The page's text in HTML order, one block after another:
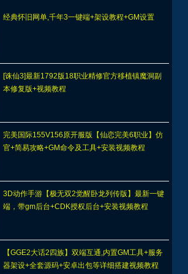
经典怀旧网单,千年3一键端+架设教程+GM设置
[诛仙3]最新1792版18职业精修官方移植镇魔洞副
本修复版+视频教程
完美国际155V156原开服版【仙恋完美6职业】仿
官+简易攻略+GM命令及工具+安装视频教程
3D动作手游【极无双2觉醒卧龙列传版】最新一键
端，带gm后台+CDK授权后台+安装视频教程
【GGE2大话2四族】双端互通,内置GM工具+服务
器架设+全套源码+安卓出包等详细搭建视频教程